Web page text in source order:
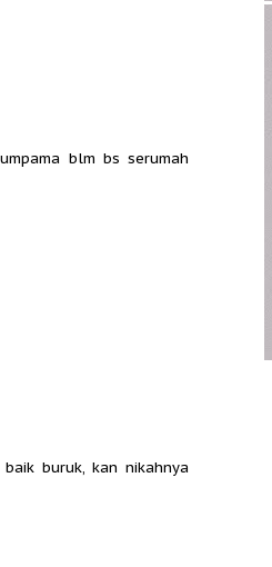
blm bs serumah
buruk, kan nikahnya